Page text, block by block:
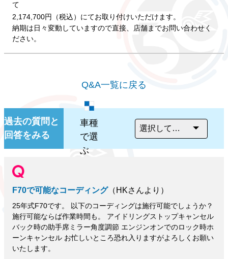
て
2,174,700円（税込）にてお取り付けいただけます。
納期は日々変動していますので直接、店舗までお問い合わせく
ださい。
Q&A一覧に戻る
過去の質問と
回答をみる
車種
で選
ぶ
F70で可能なコーディング（HKさんより）
25年式F70です。 以下のコーディングは施行可能でしょうか？
施行可能ならば作業時間も。 アイドリングストップキャンセル
バック時の助手席ミラー角度調節 エンジンオンでのロック時ホ
ーンキャンセル お忙しいところ恐れ入りますがよろしくお願い
いたします。